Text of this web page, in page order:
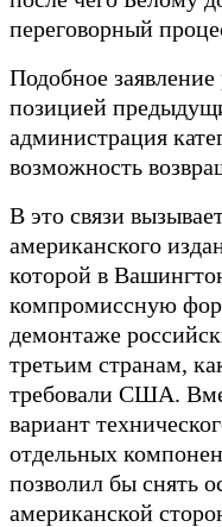
переговорный
Подобное заявление
позицией
администрация
возможность
В это связи
американского
которой в
компромиссную
демонтаже
третьим странам,
требовали США.
вариант
отдельных
позволил бы снять
американской